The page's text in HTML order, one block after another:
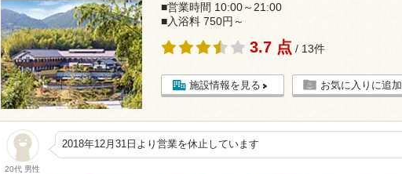
■営業時間 10:00～21:00
■入浴料 750円～
3.7 点 / 13件
施設情報を見る お気に入りに追加
20代 男性
2018年12月31日より営業を休止しています